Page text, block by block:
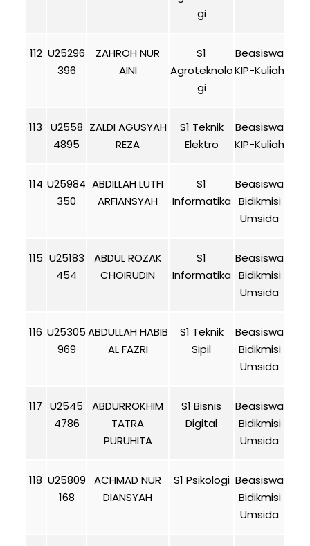
gi
112 U25296
396
ZAHROH NUR
AINI
S1
Agroteknolo
gi
Beasiswa
KIP-Kuliah
113
U2558
4895
ZALDI AGUSYAH
REZA
S1 Teknik
Elektro
Beasiswa
KIP-Kuliah
114 U25984
350
ABDILLAH LUTFI
ARFIANSYAH
S1
Informatika
Beasiswa
Bidikmisi
Umsida
115 U25183
454
ABDUL ROZAK
CHOIRUDIN
S1
Informatika
Beasiswa
Bidikmisi
Umsida
116 U25305
969
ABDULLAH HABIB
AL FAZRI
S1 Teknik
Sipil
Beasiswa
Bidikmisi
Umsida
117 U2545
4786
ABDURROKHIM
TATRA
PURUHITA
S1 Bisnis
Digital
Beasiswa
Bidikmisi
Umsida
118 U25809
168
ACHMAD NUR
DIANSYAH
S1 Psikologi Beasiswa
Bidikmisi
Umsida